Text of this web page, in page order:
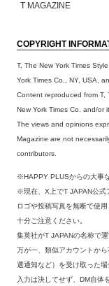
T MAGAZINE
COPYRIGHT
T, The New York Times
York Times Co., NY, USA,
Content reproduced from T,
New York Times Co. and/or
The views and opinions
Magazine are not
contributors.
※HAPPY PLUSからの大事
※現在、X上でT JAPAN公式
ロゴや投稿写真を無断で使
十分ご注意ください。
集英社がT JAPANの名称で
万が一、類似アカウントか
選通知など）を受け取った
入力は決してせず、DM自体